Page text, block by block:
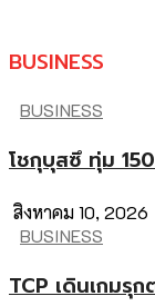
BUSINESS
BUSINESS
โชกุบุสซึ ทุ่ม
สิงหาคม 10, 2026
BUSINESS
TCP เดินเกมรุ